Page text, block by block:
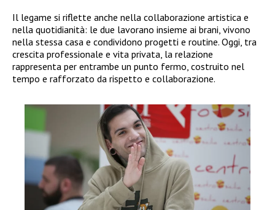
Il legame si riflette anche nella collaborazione artistica e
nella quotidianità: le due lavorano insieme ai brani, vivono
nella stessa casa e condividono progetti e routine. Oggi, tra
crescita professionale e vita privata, la relazione
rappresenta per entrambe un punto fermo, costruito nel
tempo e rafforzato da rispetto e collaborazione.